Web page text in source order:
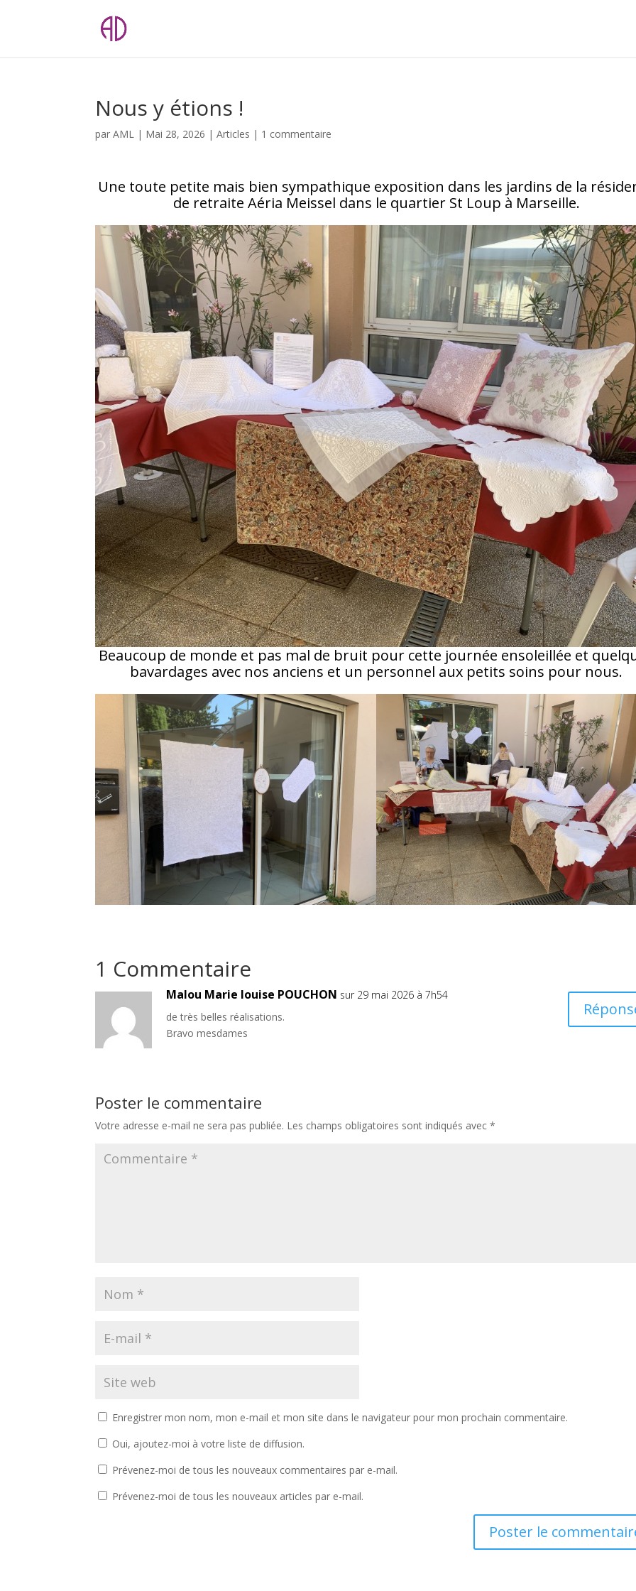
Nous y étions !
parAML | Mai 28, 2026 |Articles | 1 commentaire
Une toute petite mais bien sympathique exposition dans les jardins de la
de retraite Aéria Meissel dans le quartier St Loup à Marseille.
Beaucoup de monde et pas mal de bruit pour cette journée ensoleillée et
bavardages avec nos anciens et un personnel aux petits soins pour nous.
1 Commentaire
Malou Marie louise POUCHON sur 29 mai 2026 à 7h54
de très belles réalisations.
Bravo mesdames
Poster le commentaire
Votre adresse e-mail ne sera pas publiée. Les champs obligatoires sont indiqués avec*
Enregistrer mon nom, mon e-mail et mon site dans le navigateur pour mon prochain commentaire.
Oui, ajoutez-moi à votre liste de diffusion.
Prévenez-moi de tous les nouveaux commentaires par e-mail.
Prévenez-moi de tous les nouveaux articles par e-mail.